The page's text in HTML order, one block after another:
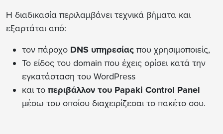
Η διαδικασία περιλαμβάνει τεχνικά βήματα και
εξαρτάται από:
τον πάροχο DNS υπηρεσίας που χρησιμοποιείς,
Το είδος του domain που έχεις ορίσει κατά την
εγκατάσταση του WordPress
και το περιβάλλον του Papaki Control Panel
μέσω του οποίου διαχειρίζεσαι το πακέτο σου.